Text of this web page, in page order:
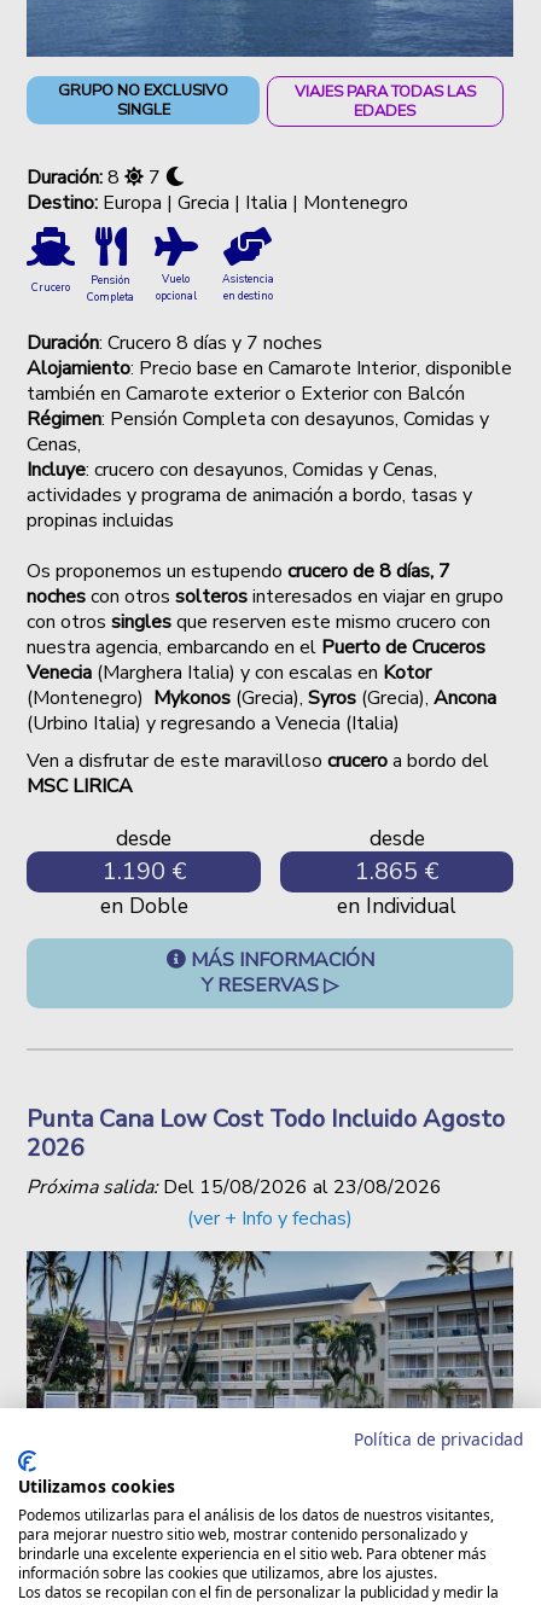
GRUPO NO EXCLUSIVO
SINGLE
VIAJES PARA TODAS LAS
EDADES
Duración:8
7
Destino: Europa | Grecia | Italia | Montenegro
Crucero
Pensión
Completa
Vuelo
opcional
Asistencia
en destino
Duración: Crucero 8 días y 7 noches
Alojamiento: Precio base en Camarote Interior, disponible
también en Camarote exterior o Exterior con Balcón
Régimen: Pensión Completacon desayunos, Comidas y
Cenas,
Incluye: crucero con desayunos, Comidas y Cenas,
actividades y programa de animación a bordo, tasas y
propinas incluidas
Os proponemos un estupendocrucero de 8 días, 7
nochescon otros solterosinteresados en viajar en grupo
con otrossinglesque reserven este mismo crucero con
nuestra agencia, embarcando en el Puerto de Cruceros
Venecia (Marghera Italia) y con escalas en Kotor
(Montenegro) Mykonos (Grecia),Syros (Grecia),Ancona
(Urbino Italia)y regresando a Venecia (Italia)
Ven a disfrutar de este maravillosocruceroa bordo del
MSC LIRICA
desde
1.190 €
en Doble
desde
1.865 €
en Individual
MÁS INFORMACIÓN
Y RESERVAS ▷
Punta Cana Low Cost Todo Incluido Agosto
2026
Próxima salida:Del 15/08/2026 al 23/08/2026
(ver + Info y fechas)
DISPONIBLE EN GRUPO
SINGLE
VIAJES PARA TODAS LAS
EDADES
Política de privacidad
Utilizamos cookies
Podemos utilizarlas para el análisis de los datos de nuestros visitantes,
para mejorar nuestro sitio web, mostrar contenido personalizado y
brindarle una excelente experiencia en el sitio web. Para obtener más
información sobre las cookies que utilizamos, abre los ajustes.
Los datos se recopilan con el fin de personalizar la publicidad y medir la